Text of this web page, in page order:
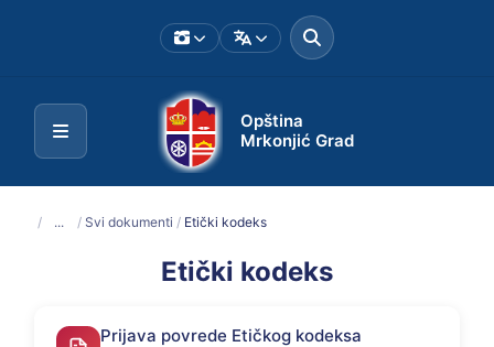
Opština
Mrkonjić Grad
/ ... / Svi dokumenti / Etički kodeks
Etički kodeks
Prijava povrede Etičkog kodeksa